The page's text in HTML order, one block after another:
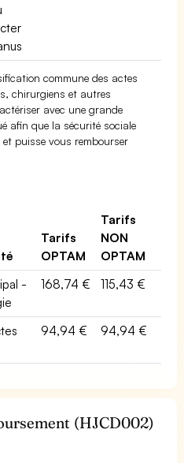
commune des actes
chirurgiens et autres
avec une grande
afin que la sécurité sociale
puisse vous rembourser
Tarifs
OPTAM
Tarifs
NON
OPTAM
-
168,74 € 115,43 €
94,94 € 94,94 €
(HJCD002)